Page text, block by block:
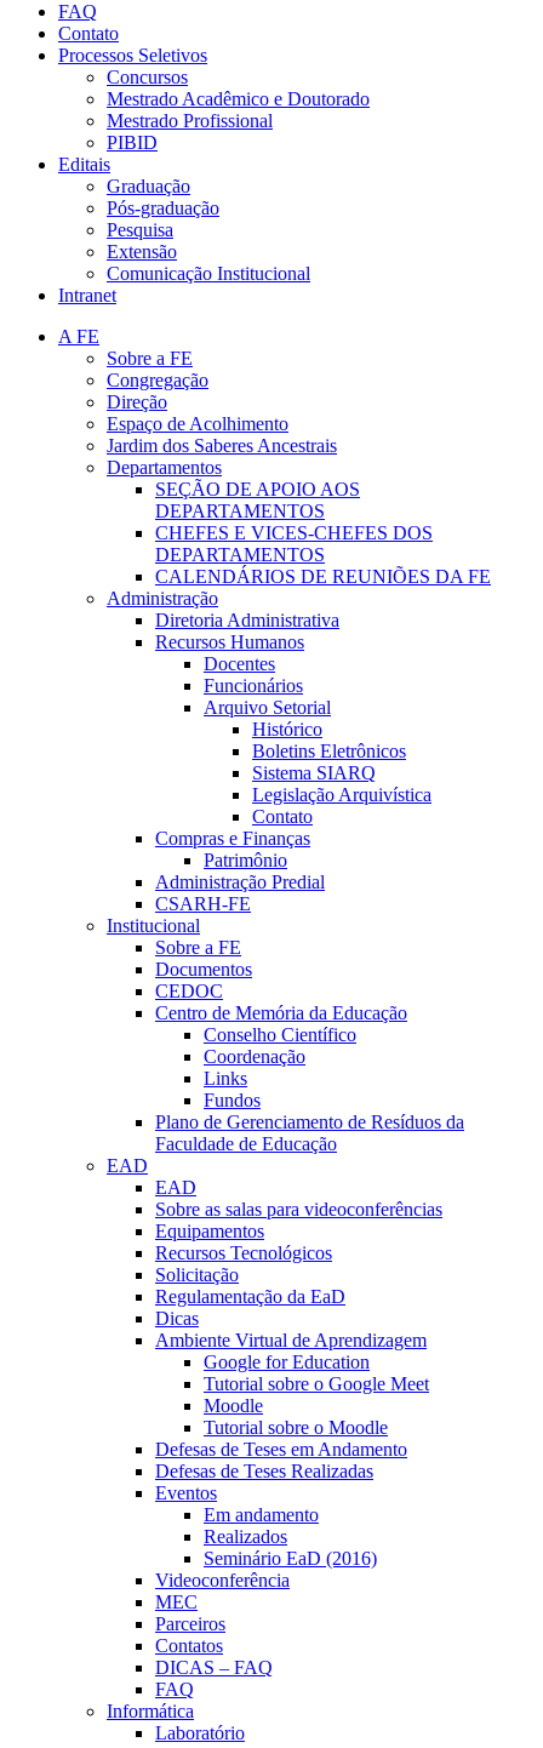
FAQ
Contato
Processos Seletivos
Concursos
Mestrado Acadêmico e Doutorado
Mestrado Profissional
PIBID
Editais
Graduação
Pós-graduação
Pesquisa
Extensão
Comunicação Institucional
Intranet
A FE
Sobre a FE
Congregação
Direção
Espaço de Acolhimento
Jardim dos Saberes Ancestrais
Departamentos
SEÇÃO DE APOIO AOS
DEPARTAMENTOS
CHEFES E VICES-CHEFES DOS
DEPARTAMENTOS
CALENDÁRIOS DE REUNIÕES DA FE
Administração
Diretoria Administrativa
Recursos Humanos
Docentes
Funcionários
Arquivo Setorial
Histórico
Boletins Eletrônicos
Sistema SIARQ
Legislação Arquivística
Contato
Compras e Finanças
Patrimônio
Administração Predial
CSARH-FE
Institucional
Sobre a FE
Documentos
CEDOC
Centro de Memória da Educação
Conselho Científico
Coordenação
Links
Fundos
Plano de Gerenciamento de Resíduos da
Faculdade de Educação
EAD
EAD
Sobre as salas para videoconferências
Equipamentos
Recursos Tecnológicos
Solicitação
Regulamentação da EaD
Dicas
Ambiente Virtual de Aprendizagem
Google for Education
Tutorial sobre o Google Meet
Moodle
Tutorial sobre o Moodle
Defesas de Teses em Andamento
Defesas de Teses Realizadas
Eventos
Em andamento
Realizados
Seminário EaD (2016)
Videoconferência
MEC
Parceiros
Contatos
DICAS – FAQ
FAQ
Informática
Laboratório